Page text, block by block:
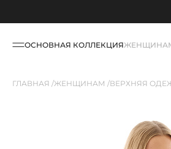
ОСНОВНАЯ КОЛЛЕКЦИЯЖЕНЩИНАМ
ГЛАВНАЯ ЖЕНЩИНАМ ВЕРХНЯЯ